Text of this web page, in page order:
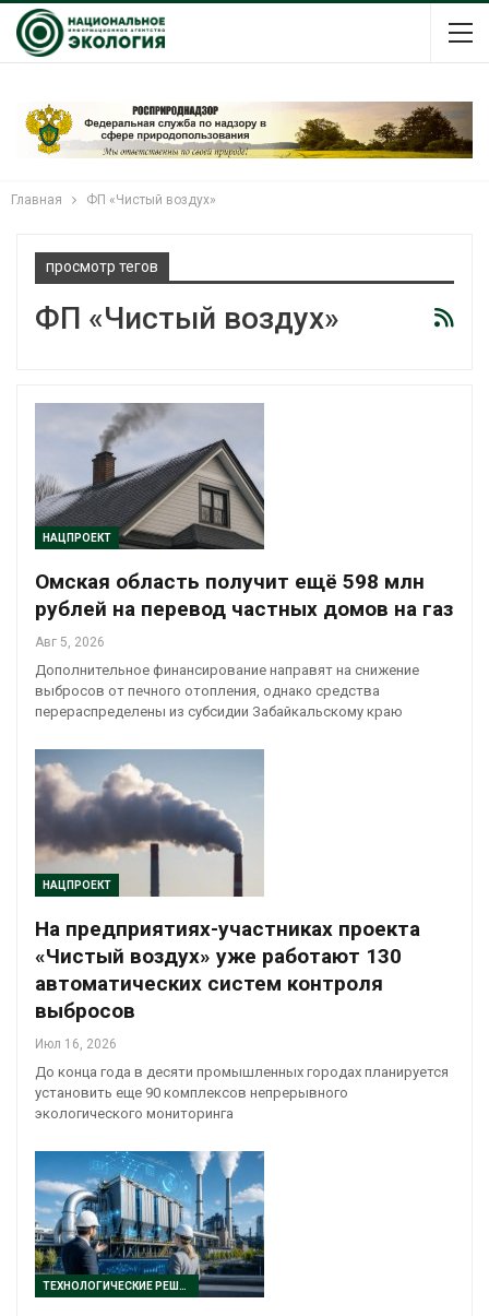
Главная ФП «Чистый воздух»
просмотр тегов
ФП «Чистый воздух»
НАЦПРОЕКТ
Омская область получит ещё 598 млн
рублей на перевод частных домов на газ
Авг 5, 2026
Дополнительное финансирование направят на снижение
выбросов от печного отопления, однако средства
перераспределены из субсидии Забайкальскому краю
НАЦПРОЕКТ
На предприятиях-участниках проекта
«Чистый воздух» уже работают 130
автоматических систем контроля
выбросов
Июл 16, 2026
До конца года в десяти промышленных городах планируется
установить еще 90 комплексов непрерывного
экологического мониторинга
ТЕХНОЛОГИЧЕСКИЕ РЕШЕНИЯ